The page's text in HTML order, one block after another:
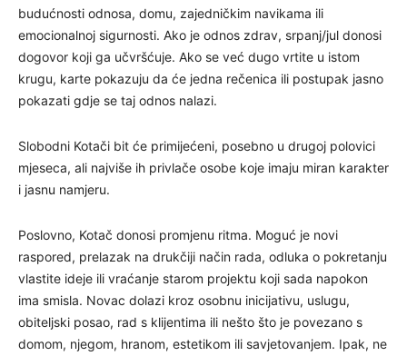
budućnosti odnosa, domu, zajedničkim navikama ili
emocionalnoj sigurnosti. Ako je odnos zdrav, srpanj/jul donosi
dogovor koji ga učvršćuje. Ako se već dugo vrtite u istom
krugu, karte pokazuju da će jedna rečenica ili postupak jasno
pokazati gdje se taj odnos nalazi.
Slobodni Kotači bit će primijećeni, posebno u drugoj polovici
mjeseca, ali najviše ih privlače osobe koje imaju miran karakter
i jasnu namjeru.
Poslovno, Kotač donosi promjenu ritma. Moguć je novi
raspored, prelazak na drukčiji način rada, odluka o pokretanju
vlastite ideje ili vraćanje starom projektu koji sada napokon
ima smisla. Novac dolazi kroz osobnu inicijativu, uslugu,
obiteljski posao, rad s klijentima ili nešto što je povezano s
domom, njegom, hranom, estetikom ili savjetovanjem. Ipak, ne